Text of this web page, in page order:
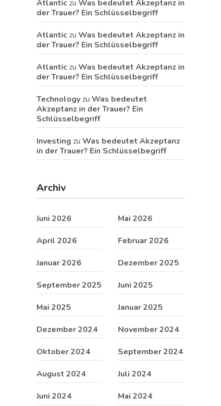
Atlantic zu Was bedeutet Akzeptanz in
der Trauer? Ein Schlüsselbegriff
Atlantic zu Was bedeutet Akzeptanz in
der Trauer? Ein Schlüsselbegriff
Atlantic zu Was bedeutet Akzeptanz in
der Trauer? Ein Schlüsselbegriff
Technology zu Was bedeutet
Akzeptanz in der Trauer? Ein
Schlüsselbegriff
Investing zu Was bedeutet Akzeptanz
in der Trauer? Ein Schlüsselbegriff
Archiv
Juni 2026 Mai 2026
April 2026 Februar 2026
Januar 2026 Dezember 2025
September 2025 Juni 2025
Mai 2025 Januar 2025
Dezember 2024 November 2024
Oktober 2024 September 2024
August 2024 Juli 2024
Juni 2024 Mai 2024